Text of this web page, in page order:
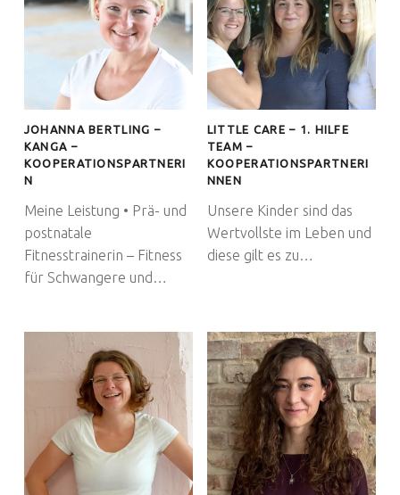
JOHANNA BERTLING –
KANGA –
KOOPERATIONSPARTNERI
N
Meine Leistung • Prä- und
postnatale
Fitnesstrainerin – Fitness
für Schwangere und…
LITTLE CARE – 1. HILFE
TEAM –
KOOPERATIONSPARTNERI
NNEN
Unsere Kinder sind das
Wertvollste im Leben und
diese gilt es zu…